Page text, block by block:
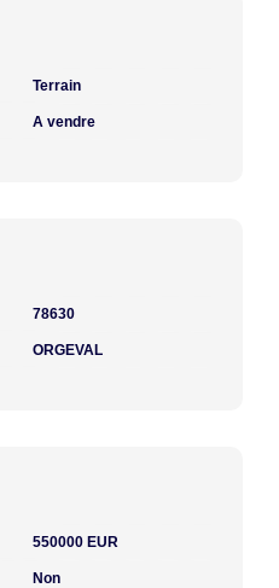
Terrain
A vendre
78630
ORGEVAL
550000 EUR
Non